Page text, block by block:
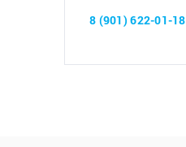
8 (901) 622-01-18